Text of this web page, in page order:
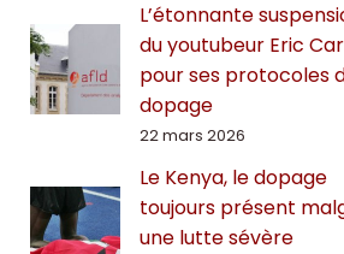
L’étonnante
du youtubeur Eric
pour ses protocoles
dopage
22 mars 2026
Le Kenya, le dopage
toujours présent
une lutte sévère